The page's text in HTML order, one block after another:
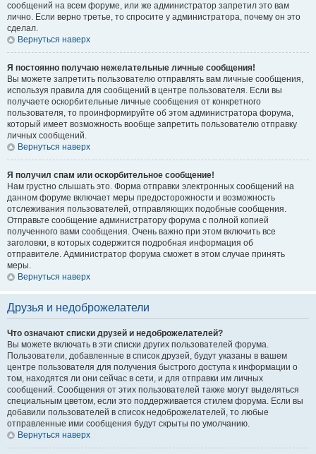
сообщений на всем форуме, или же администратор запретил это вам
лично. Если верно третье, то спросите у администратора, почему он это
сделал.
Вернуться наверх
Я постоянно получаю нежелательные личные сообщения!
Вы можете запретить пользователю отправлять вам личные сообщения,
используя правила для сообщений в центре пользователя. Если вы
получаете оскорбительные личные сообщения от конкретного
пользователя, то проинформируйте об этом администратора форума,
который имеет возможность вообще запретить пользователю отправку
личных сообщений.
Вернуться наверх
Я получил спам или оскорбительное сообщение!
Нам грустно слышать это. Форма отправки электронных сообщений на
данном форуме включает меры предосторожности и возможность
отслеживания пользователей, отправляющих подобные сообщения.
Отправьте сообщение администратору форума с полной копией
полученного вами сообщения. Очень важно при этом включить все
заголовки, в которых содержится подробная информация об
отправителе. Администратор форума сможет в этом случае принять
меры.
Вернуться наверх
Друзья и недоброжелатели
Что означают списки друзей и недоброжелателей?
Вы можете включать в эти списки других пользователей форума.
Пользователи, добавленные в список друзей, будут указаны в вашем
центре пользователя для получения быстрого доступа к информации о
том, находятся ли они сейчас в сети, и для отправки им личных
сообщений. Сообщения от этих пользователей также могут выделяться
специальным цветом, если это поддерживается стилем форума. Если вы
добавили пользователей в список недоброжелателей, то любые
отправленные ими сообщения будут скрыты по умолчанию.
Вернуться наверх